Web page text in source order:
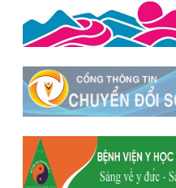
Hum
Xã Y Tý
Xã Trịnh Tường
Xã Bản Xèo
Xã Võ Lao
Xã Văn Bàn